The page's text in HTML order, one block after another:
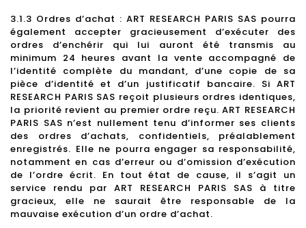
3.1.3 Ordres d’achat : ART RESEARCH PARIS SAS pourra
également accepter gracieusement d’exécuter des
ordres d’enchérir qui lui auront été transmis au
minimum 24 heures avant la vente accompagné de
l’identité complète du mandant, d’une copie de sa
pièce d’identité et d’un justificatif bancaire. Si ART
RESEARCH PARIS SAS reçoit plusieurs ordres identiques,
la priorité revient au premier ordre reçu. ART RESEARCH
PARIS SAS n’est nullement tenu d’informer ses clients
des ordres d’achats, confidentiels, préalablement
enregistrés. Elle ne pourra engager sa responsabilité,
notamment en cas d’erreur ou d’omission d’exécution
de l’ordre écrit. En tout état de cause, il s’agit un
service rendu par ART RESEARCH PARIS SAS à titre
gracieux, elle ne saurait être responsable de la
mauvaise exécution d’un ordre d’achat.